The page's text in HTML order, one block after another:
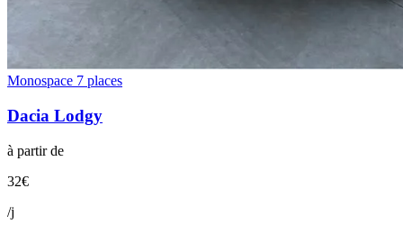
Monospace 7 places
Dacia Lodgy
à partir de
32€
/j